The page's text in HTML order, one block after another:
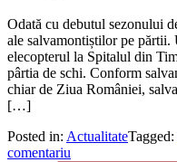
Odată cu debutul sezonului
ale salvamontiștilor pe părtii.
elecopterul la Spitalul din
pârtia de schi. Conform
chiar de Ziua României,
[…]
Posted in: ActualitateTagged:
comentariu